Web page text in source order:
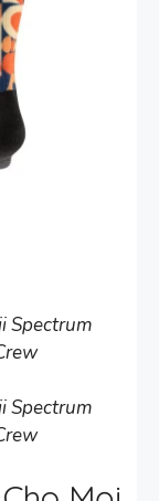
Spectrum
Spectrum